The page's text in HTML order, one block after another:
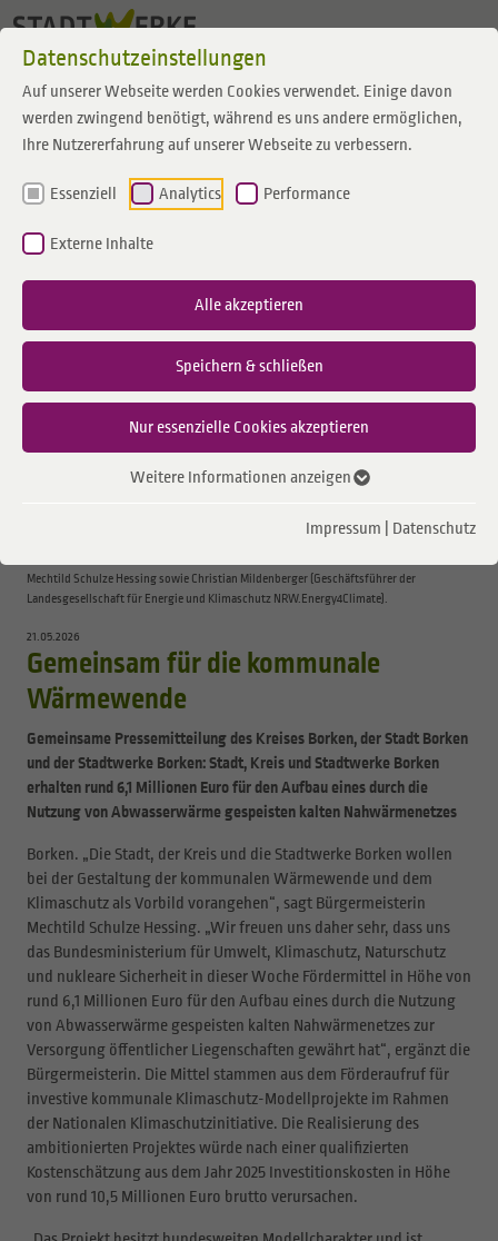
Datenschutzeinstellungen
Auf unserer Webseite werden Cookies verwendet. Einige davon
werden zwingend benötigt, während es uns andere ermöglichen,
Ihre Nutzererfahrung auf unserer Webseite zu verbessern.
Essenziell Analytics Performance
Externe Inhalte
Alle akzeptieren
Speichern & schließen
Nur essenzielle Cookies akzeptieren
Weitere Informationen anzeigen
Impressum Datenschutz
Zum Inhalt springen
Setzen sich gemeinsam für die kommunale Wärmewende ein (von links): Ron Keßeler
Wolsink (Fachabteilungsleiter Abwasserbeseitigung der Stadt Borken), Markus Niehaus
(Stadtwerke Borken), Benedikt Spieker (Technischer Dezernent des Kreises Borken),
Mechtild Schulze Hessing sowie Christian Mildenberger (Geschäftsführer der
Landesgesellschaft für Energie und Klimaschutz NRW.Energy4Climate).
21.05.2026
Gemeinsam für die kommunale
Wärmewende
Gemeinsame Pressemitteilung des Kreises Borken, der Stadt Borken
und der Stadtwerke Borken: Stadt, Kreis und Stadtwerke Borken
erhalten rund 6,1 Millionen Euro für den Aufbau eines durch die
Nutzung von Abwasserwärme gespeisten kalten Nahwärmenetzes
Borken. „Die Stadt, der Kreis und die Stadtwerke Borken wollen
bei der Gestaltung der kommunalen Wärmewende und dem
Klimaschutz als Vorbild vorangehen“, sagt Bürgermeisterin
Mechtild Schulze Hessing. „Wir freuen uns daher sehr, dass uns
das Bundesministerium für Umwelt, Klimaschutz, Naturschutz
und nukleare Sicherheit in dieser Woche Fördermittel in Höhe von
rund 6,1 Millionen Euro für den Aufbau eines durch die Nutzung
von Abwasserwärme gespeisten kalten Nahwärmenetzes zur
Versorgung öffentlicher Liegenschaften gewährt hat“, ergänzt die
Bürgermeisterin. Die Mittel stammen aus dem Förderaufruf für
investive kommunale Klimaschutz-Modellprojekte im Rahmen
der Nationalen Klimaschutzinitiative. Die Realisierung des
ambitionierten Projektes würde nach einer qualifizierten
Kostenschätzung aus dem Jahr 2025 Investitionskosten in Höhe
von rund 10,5 Millionen Euro brutto verursachen.